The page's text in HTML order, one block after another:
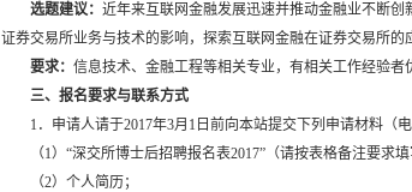
选题建议：近年来互联网金融发展迅速并推动金融业不断
证券交易所业务与技术的影响，探索互联网金融在证券交易所的
要求：信息技术、金融工程等相关专业，有相关工作经验者
三、报名要求与联系方式
1 ．申请人请于2017年3月 1 日前向本站提交下列申请材料（电
（1）“深交所博士后招聘报名表2017”（请按表格备注要求
（2）个人简历；